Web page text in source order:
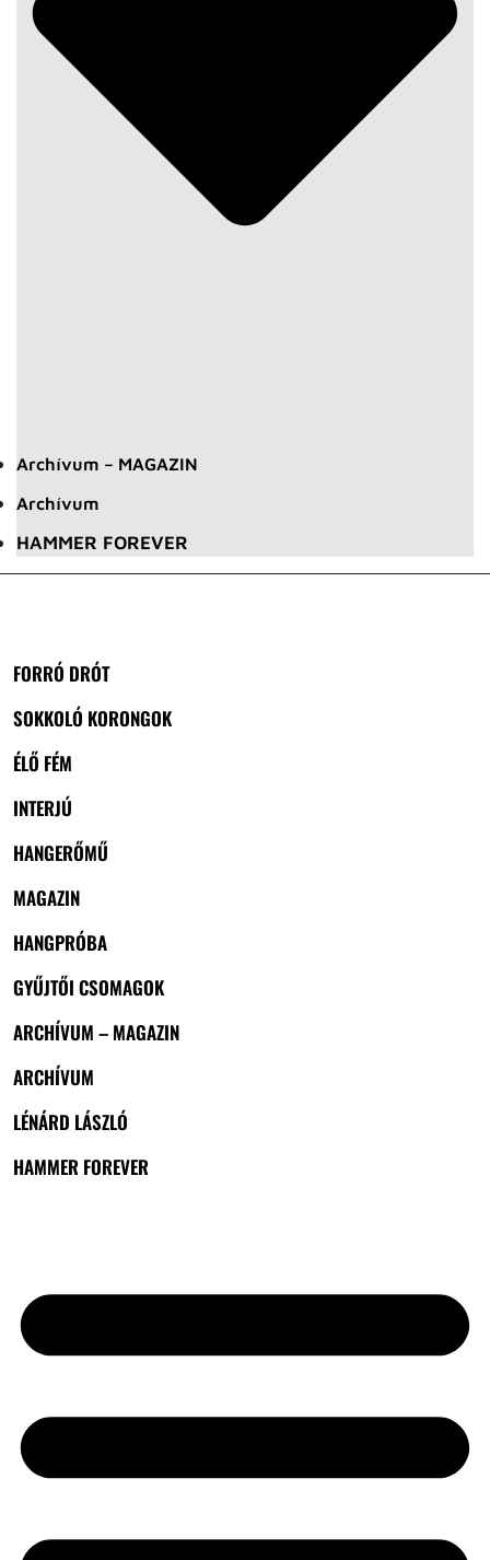
Archívum – MAGAZIN
Archívum
HAMMER FOREVER
FORRÓ DRÓT
SOKKOLÓ KORONGOK
ÉLŐ FÉM
INTERJÚ
HANGERŐMŰ
MAGAZIN
HANGPRÓBA
GYŰJTŐI CSOMAGOK
ARCHÍVUM – MAGAZIN
ARCHÍVUM
LÉNÁRD LÁSZLÓ
HAMMER FOREVER